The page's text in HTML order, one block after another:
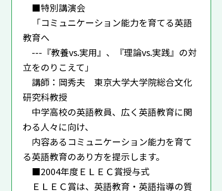
■特別講演会
「コミュニケーション能力を育てる英語
教育へ
---『教養vs.実用』、『理論vs.実践』の対
立をのりこえて」
講師：岡秀夫 東京大学大学院総合文化
研究科教授
中学高校の英語教員、広く英語教育に関
わる人々に向け、
内容あるコミュニケーション能力を育て
る英語教育のあり方を提示します。
■2004年度ＥＬＥＣ賞授与式
ＥＬＥＣ賞は、英語教育・英語指導の質